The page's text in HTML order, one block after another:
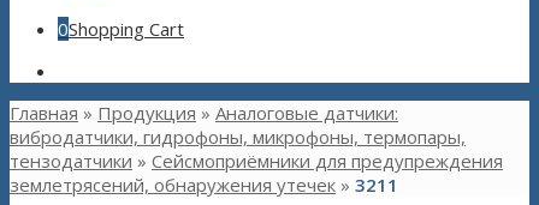
0Shopping Cart
Главная » Продукция » Аналоговые датчики:
вибродатчики, гидрофоны, микрофоны, термопары,
тензодатчики » Сейсмоприёмники для предупреждения
землетрясений, обнаружения утечек » 3211